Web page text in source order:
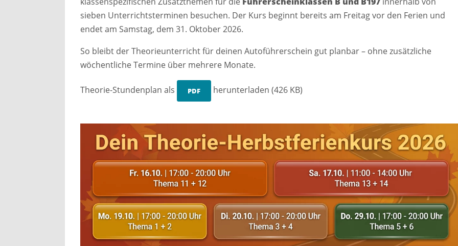
sieben Unterrichtsterminen besuchen. Der Kurs beginnt bereits am Freitag vor den Ferien und
endet am Samstag, dem 31. Oktober 2026.
So bleibt der Theorieunterricht für deinen Autoführerschein gut planbar – ohne zusätzliche
wöchentliche Termine über mehrere Monate.
Theorie-Stundenplan als PDF herunterladen (426 KB)